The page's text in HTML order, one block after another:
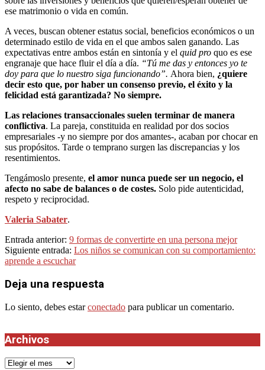
ese matrimonio o vida en común.
A veces, buscan obtener estatus social, beneficios económicos o un
determinado estilo de vida en el que ambos salen ganando. Las
expectativas entre ambos están en sintonía y el quid pro quo es ese
engranaje que hace fluir el día a día. “Tú me das y entonces yo te
doy para que lo nuestro siga funcionando”. Ahora bien, ¿quiere
decir esto que, por haber un consenso previo, el éxito y la
felicidad está garantizada? No siempre.
Las relaciones transaccionales suelen terminar de manera
conflictiva. La pareja, constituida en realidad por dos socios
empresariales -y no siempre por dos amantes-, acaban por chocar en
sus propósitos. Tarde o temprano surgen las discrepancias y los
resentimientos.
Tengámoslo presente, el amor nunca puede ser un negocio, el
afecto no sabe de balances o de costes. Solo pide autenticidad,
respeto y reciprocidad.
Valeria Sabater.
2022-
08-
28
Entrada anterior: 9 formas de convertirte en una persona mejor
Siguiente entrada: Los niños se comunican con su comportamiento:
aprende a escuchar
Deja una respuesta
Lo siento, debes estarconectado para publicar un comentario.
Archivos
Archivos